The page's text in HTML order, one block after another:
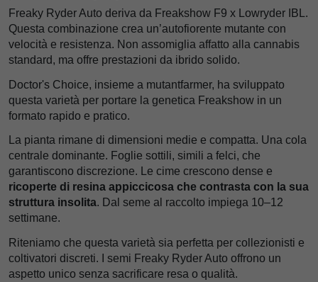
Freaky Ryder Auto deriva da Freakshow F9 x Lowryder IBL.
Questa combinazione crea un’autofiorente mutante con
velocità e resistenza. Non assomiglia affatto alla cannabis
standard, ma offre prestazioni da ibrido solido.
Doctor's Choice, insieme a mutantfarmer, ha sviluppato
questa varietà per portare la genetica Freakshow in un
formato rapido e pratico.
La pianta rimane di dimensioni medie e compatta. Una cola
centrale dominante. Foglie sottili, simili a felci, che
garantiscono discrezione. Le cime crescono dense e
ricoperte di resina appiccicosa che contrasta con la sua
struttura insolita. Dal seme al raccolto impiega 10–12
settimane.
Riteniamo che questa varietà sia perfetta per collezionisti e
coltivatori discreti. I semi Freaky Ryder Auto offrono un
aspetto unico senza sacrificare resa o qualità.